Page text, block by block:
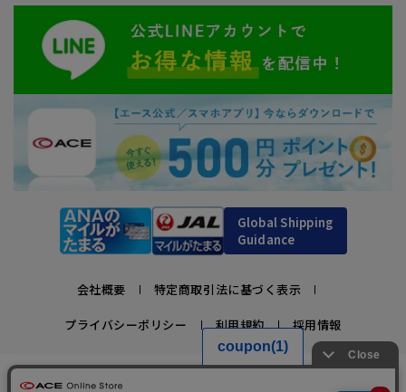
Global Shipping
Guidance
会社概要 特定商取引法に基づく表示
プライバシーポリシー 利用規約 採用情報
かばんの総合メーカー、エース公式サイト